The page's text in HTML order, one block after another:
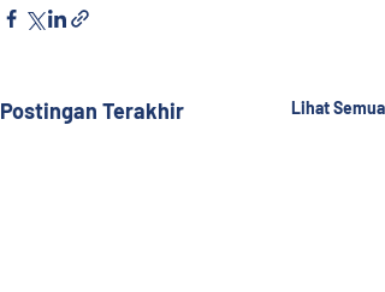
Postingan Terakhir Lihat Semua